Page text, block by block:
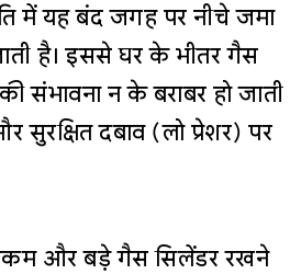
में यह बंद जगह पर नीचे जमा
है। इससे घर के भीतर गैस
संभावना न के बराबर हो जाती
सुरक्षित दबाव (लो प्रेशर) पर
और बड़े गैस सिलेंडर रखने